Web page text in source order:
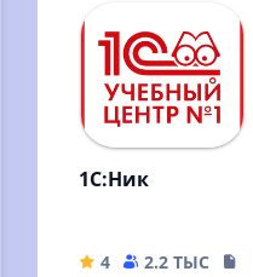
1С:Ник
4 2.2 ТЫС